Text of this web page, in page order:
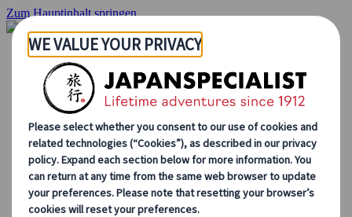
Zum Hauptinhalt springen
Startseite
Rundreisen
Individuelle Reisen
Gruppenreisen
Selbstfahrerreisen
Ausflüge
Maßgeschneiderte Gruppenreisen
Japan Rail Pass
Wie wir arbeiten
Über uns
Treffen Sie unser Team
Werden Sie Teil unseres Teams